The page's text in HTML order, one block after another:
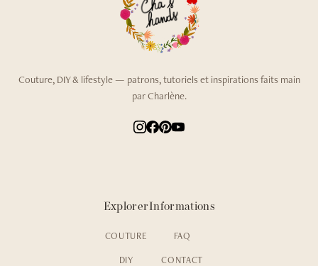
Couture, DIY & lifestyle — patrons, tutoriels et inspirations faits main
par Charlène.
Explorer
COUTURE
DIY
Informations
FAQ
CONTACT